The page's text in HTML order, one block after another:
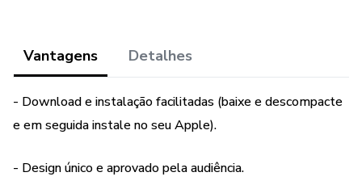
Vantagens Detalhes
- Download e instalação facilitadas (baixe e descompacte
e em seguida instale no seu Apple).
- Design único e aprovado pela audiência.